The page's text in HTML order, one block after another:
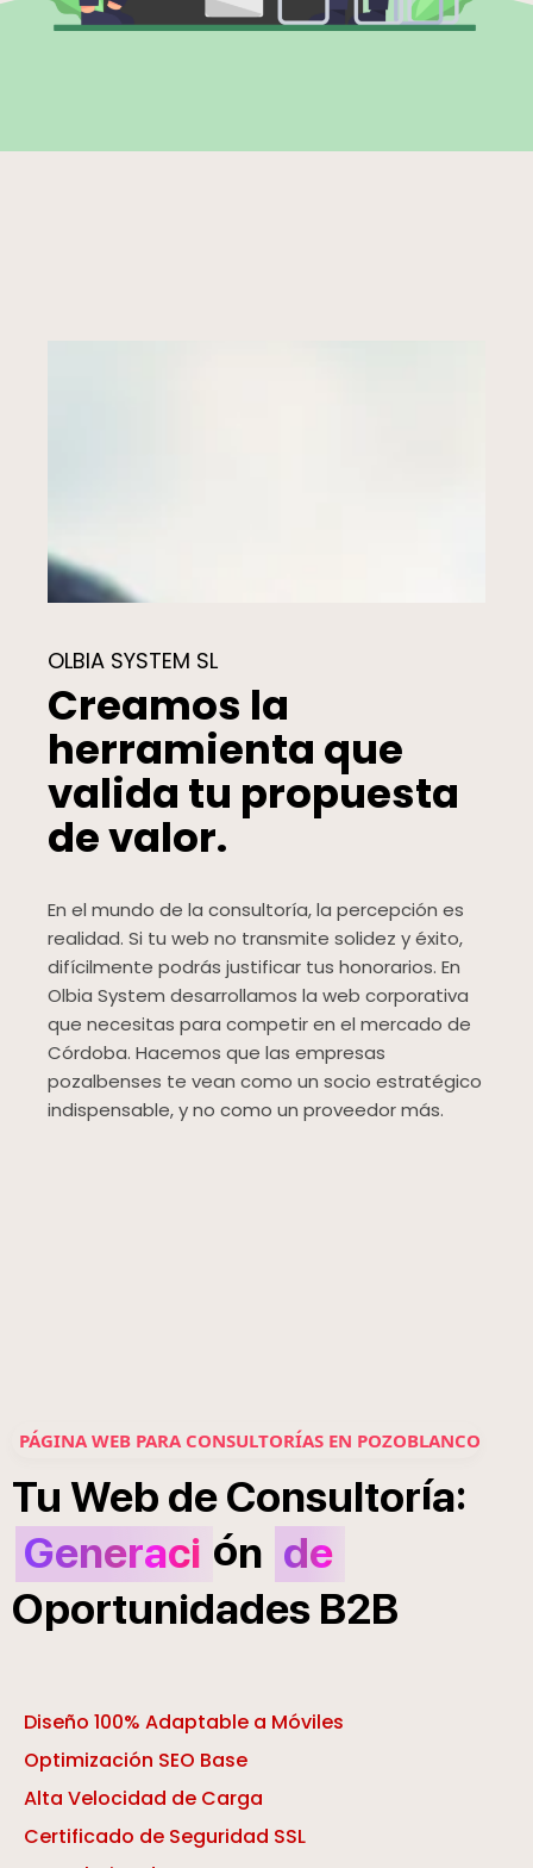
OLBIA SYSTEM SL
Creamos la
herramienta que
valida tu propuesta
de valor.
En el mundo de la consultoría, la percepción es
realidad. Si tu web no transmite solidez y éxito,
difícilmente podrás justificar tus honorarios. En
Olbia System desarrollamos la web corporativa
que necesitas para competir en el mercado de
Córdoba. Hacemos que las empresas
pozalbenses te vean como un socio estratégico
indispensable, y no como un proveedor más.
PÁGINA WEB PARA CONSULTORÍAS EN POZOBLANCO
Tu Web deConsultoría:
Generaci ón de
Oportunidades B2B
Diseño 100% Adaptable a Móviles
Optimización SEO Base
Alta Velocidad de Carga
Certificado de Seguridad SSL